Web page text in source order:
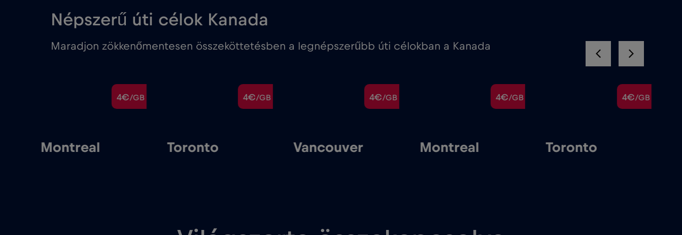
Népszerű úti célok Kanada
Maradjon zökkenőmentesen összeköttetésben a legnépszerűbb úti célokban a Kanada
4€/GB
Montreal
4€/GB
Toronto
4€/GB
Vancouver
4€/GB
Montreal
4€/GB
Toronto